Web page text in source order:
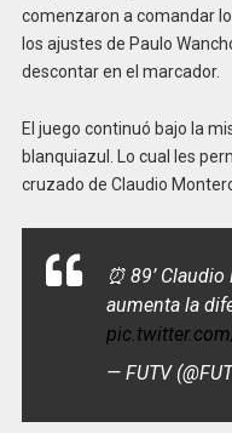
comenzaron a comandar
los ajustes de Paulo
descontar en el marcador.
El juego continuó bajo la
blanquiazul. Lo cual les
cruzado de Claudio
⏰ 89’
aumenta la
— FUTV